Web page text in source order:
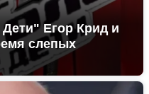
Егор Крид и
слепых